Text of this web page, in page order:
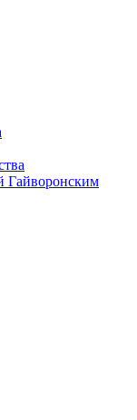
Гайворонским